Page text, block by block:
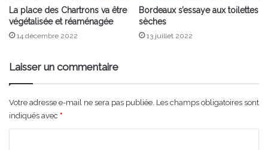
La place des Chartrons va être
végétalisée et réaménagée
14 décembre 2022
Bordeaux s’essaye aux toilettes
sèches
13 juillet 2022
Laisser un commentaire
Votre adresse e-mail ne sera pas publiée. Les champs obligatoires sont
indiqués avec *